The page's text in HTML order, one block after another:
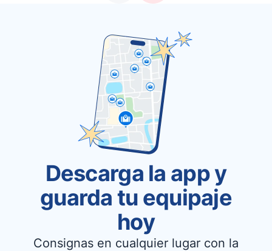
Descarga la app y
guarda tu equipaje
hoy
Consignas en cualquier lugar con la